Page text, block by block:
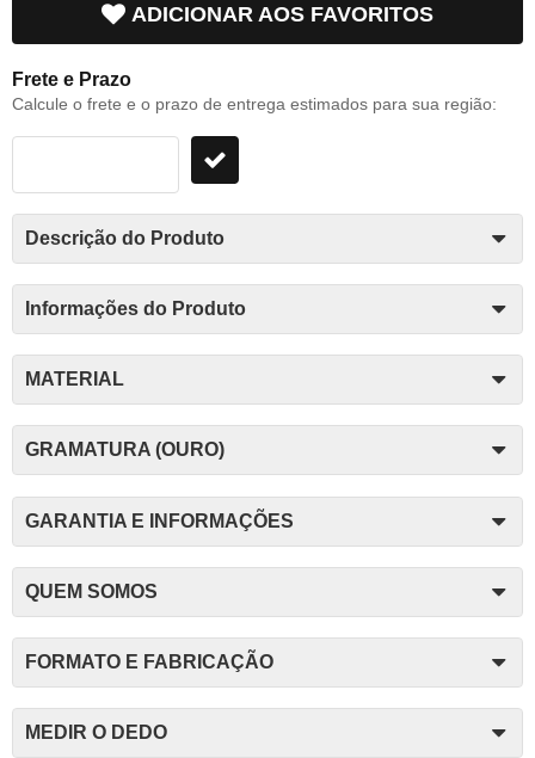
ADICIONAR AOS FAVORITOS
Frete e Prazo
Calcule o frete e o prazo de entrega estimados para sua região:
Descrição do Produto
Informações do Produto
MATERIAL
GRAMATURA (OURO)
GARANTIA E INFORMAÇÕES
QUEM SOMOS
FORMATO E FABRICAÇÃO
MEDIR O DEDO